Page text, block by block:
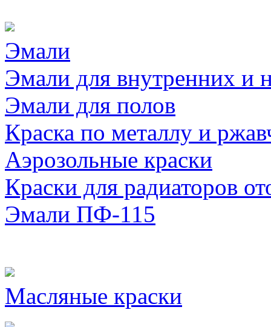
Эмали
Эмали для внутренних и
Эмали для полов
Краска по металлу и
Аэрозольные краски
Краски для радиаторов
Эмали ПФ-115
Масляные краски